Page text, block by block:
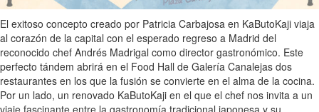
El exitoso concepto creado por Patricia Carbajosa en KaButoKaji viaja
al corazón de la capital con el esperado regreso a Madrid del
reconocido chef Andrés Madrigal como director gastronómico. Este
perfecto tándem abrirá en el Food Hall de Galería Canalejas dos
restaurantes en los que la fusión se convierte en el alma de la cocina.
Por un lado, un renovado KaButoKaji en el que el chef nos invita a un
viaje fascinante entre la gastronomía tradicional japonesa y su